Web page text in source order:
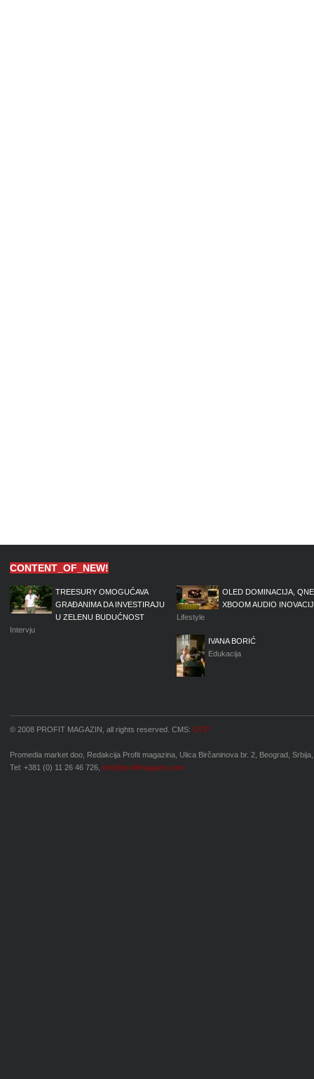
CONTENT_OF_NEW!
TREESURY OMOGUĆAVA
GRAĐANIMA DA INVESTIRAJU
U ZELENU BUDUĆNOST
Intervju
OLED DOMINACIJA,
XBOOM AUDIO
Lifestyle
IVANA BORIĆ
Edukacija
© 2008 PROFIT MAGAZIN, all rights reserved. CMS: OCP
Promedia market doo, Redakcija Profit magazina, Ulica Birčaninova br. 2, Beograd, Srbija,
Tel: +381 (0) 11 26 46 726, info@profitmagazin.com